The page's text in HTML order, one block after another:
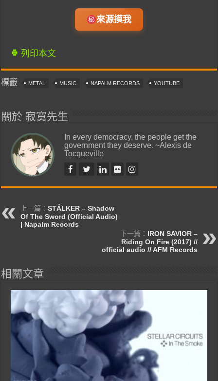
來源摸我
列印本文
標籤 METAL MUSIC NAPALM RECORDS YOUTUBE
關於 寂寞先生
In every democracy, the people get the
government they deserve. ~Alexis de
Tocqueville
上一篇：STÄLKER – Shadow
Of The Sword (Official Audio)
| Napalm Records
下一篇： IRON SAVIOR –
Riding On Fire (2017) //
official audio // AFM Records
相關文章